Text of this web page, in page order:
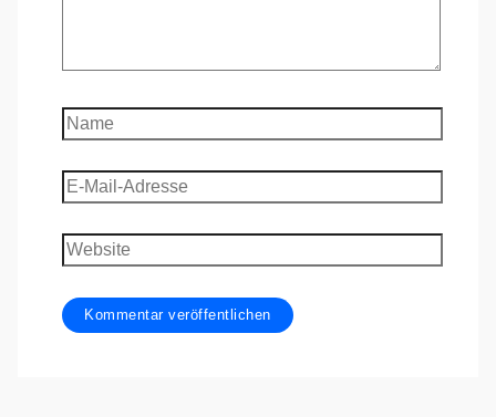
Name
E-
Mail-
Adresse
Website